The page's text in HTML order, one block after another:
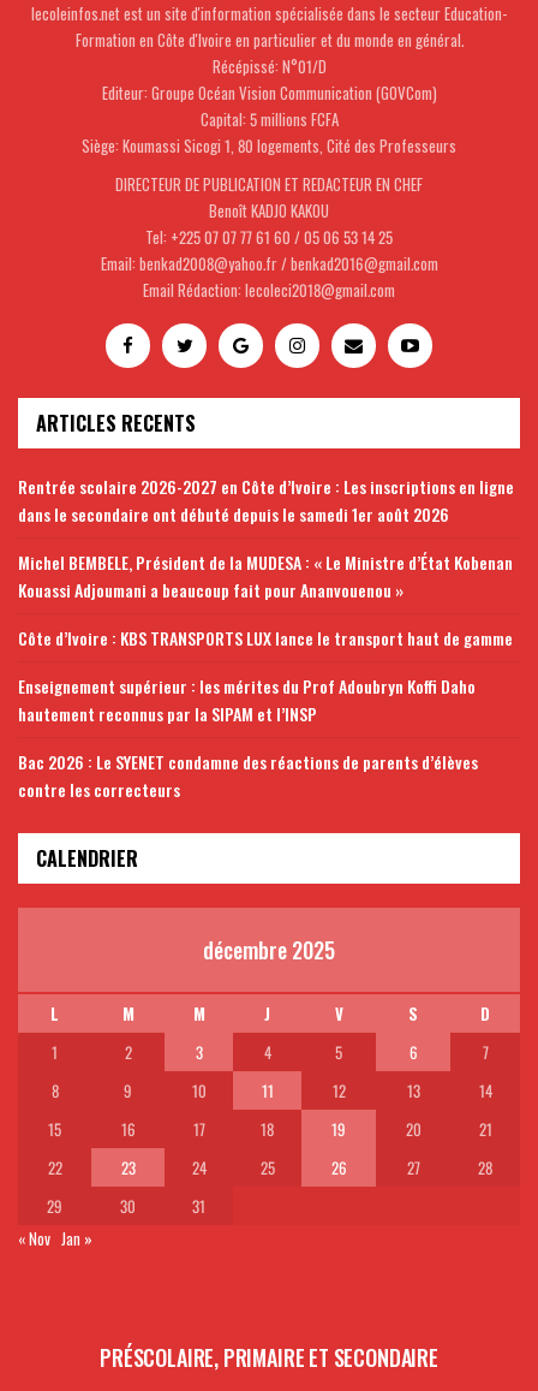
lecoleinfos.net est un site d'information spécialisée dans le secteur Education-
Formation en Côte d'Ivoire en particulier et du monde en général.
Récépissé: N°01/D
Editeur: Groupe Océan Vision Communication (GOVCom)
Capital: 5 millions FCFA
Siège: Koumassi Sicogi 1, 80 logements, Cité des Professeurs
DIRECTEUR DE PUBLICATION ET REDACTEUR EN CHEF
Benoît KADJO KAKOU
Tel: +225 07 07 77 61 60 / 05 06 53 14 25
Email: benkad2008@yahoo.fr / benkad2016@gmail.com
Email Rédaction: lecoleci2018@gmail.com
ARTICLES RECENTS
Rentrée scolaire 2026-2027 en Côte d’Ivoire : Les inscriptions en ligne
dans le secondaire ont débuté depuis le samedi 1er août 2026
Michel BEMBELE, Président de la MUDESA : « Le Ministre d’État Kobenan
Kouassi Adjoumani a beaucoup fait pour Ananvouenou »
Côte d’Ivoire : KBS TRANSPORTS LUX lance le transport haut de gamme
Enseignement supérieur : les mérites du Prof Adoubryn Koffi Daho
hautement reconnus par la SIPAM et l’INSP
Bac 2026 : Le SYENET condamne des réactions de parents d’élèves
contre les correcteurs
CALENDRIER
décembre 2025
L M M J V S
D
1
2 3 4 5 6
7
8
9 10 11 12 13
14
15
16 17 18 19 20
21
22
23 24 25 26 27
28
29
30
31
« Nov Jan »
PRÉSCOLAIRE, PRIMAIRE ET SECONDAIRE